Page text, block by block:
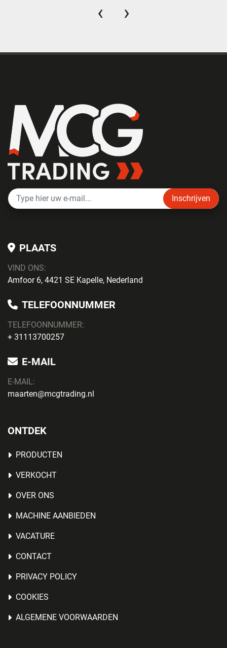
‹ ›
Inschrijven
PLAATS
VIND ONS:
Amfoor 6, 4421 SE Kapelle, Nederland
TELEFOONNUMMER
TELEFOONNUMMER:
+ 31113700257
E-MAIL
E-MAIL:
maarten@mcgtrading.nl
ONTDEK
PRODUCTEN
VERKOCHT
OVER ONS
MACHINE AANBIEDEN
VACATURE
CONTACT
PRIVACY POLICY
COOKIES
ALGEMENE VOORWAARDEN